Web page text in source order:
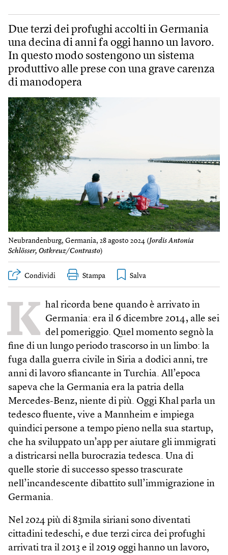
Due terzi dei profughi accolti in Germania
una decina di anni fa oggi hanno un lavoro.
In questo modo sostengono un sistema
produttivo alle prese con una grave carenza
di manodopera
Neubrandenburg, Germania, 28 agosto 2024 (Jordis Antonia
Schlösser, Ostkreuz/Contrasto)
Condividi Stampa
K hal ricorda bene quando è arrivato in
Germania: era il 6 dicembre 2014, alle sei
del pomeriggio. Quel momento segnò la
fine di un lungo periodo trascorso in un limbo: la
fuga dalla guerra civile in Siria a dodici anni, tre
anni di lavoro sfiancante in Turchia. All’epoca
sapeva che la Germania era la patria della
Mercedes-Benz, niente di più. Oggi Khal parla un
tedesco fluente, vive a Mannheim e impiega
quindici persone a tempo pieno nella sua start­up,
che ha sviluppato un’app per aiutare gli immigrati
a districarsi nella burocrazia tedesca. Una di
quelle storie di successo spesso trascurate
nell’incandescente dibattito sull’immigrazione in
Germania.
Nel 2024 più di 83mila siriani sono diventati
cittadini tedeschi, e due terzi circa dei profughi
arrivati tra il 2013 e il 2019 oggi hanno un lavoro,